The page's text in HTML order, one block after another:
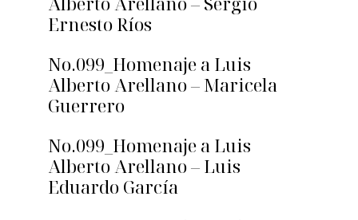
Ernesto Ríos
No.099_Homenaje a Luis
Alberto Arellano – Maricela
Guerrero
No.099_Homenaje a Luis
Alberto Arellano – Luis
Eduardo García